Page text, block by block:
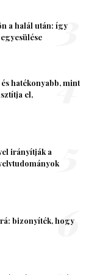
a halál után: így
3
hatékonyabb, mint
el,
4
irányítják a
bizonyíték, hogy
6